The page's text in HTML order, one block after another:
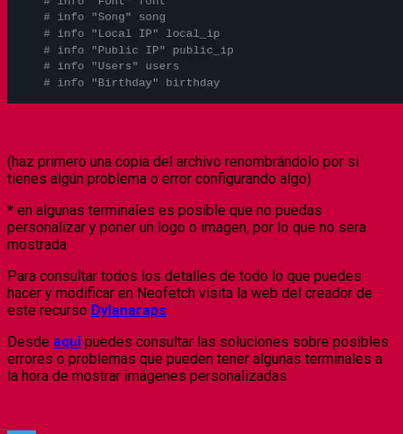
(haz primero una copia del archivo renombrándolo por si
tienes algún problema o error configurando algo)
* en algunas terminales es posible que no puedas
personalizar y poner un logo o imagen, por lo que no sera
mostrada
Para consultar todos los detalles de todo lo que puedes
hacer y modificar en Neofetch visita la web del creador de
este recurso Dylanaraps
Desde aqui puedes consultar las soluciones sobre posibles
errores o problemas que pueden tener algunas terminales a
la hora de mostrar imágenes personalizadas